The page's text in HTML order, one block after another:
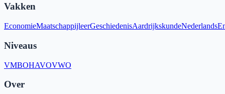
Vakken
EconomieMaatschappijleerGeschiedenisAardrijkskundeNederlands
Niveaus
VMBOHAVOVWO
Over